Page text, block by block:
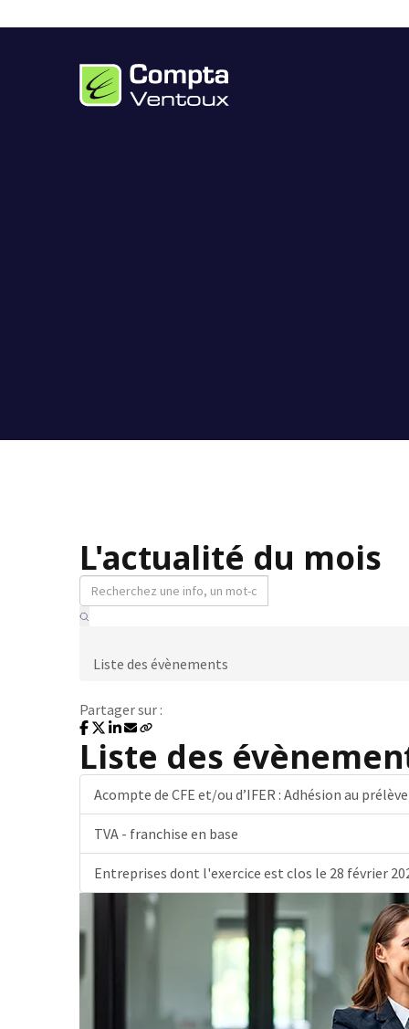
L'actualité du mois
Liste des évènements
Partager sur :
Liste des
Acompte de CFE et/ou d’IFER : Adhésion au
TVA - franchise en base
Entreprises dont l'exercice est clos le 28 février